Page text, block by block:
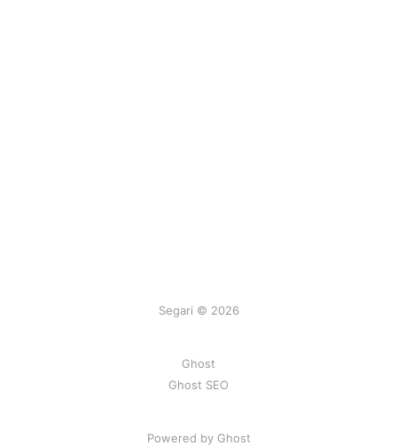
Segari © 2026
Ghost
Ghost SEO
Powered by Ghost